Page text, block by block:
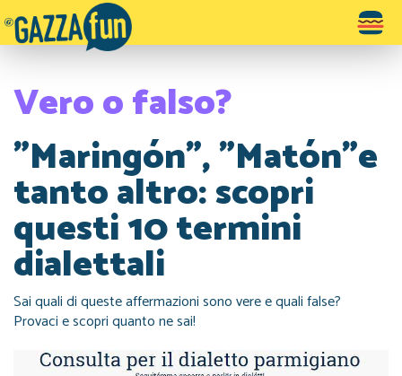
Toggle
Vero o falso?
"Maringón", "Matón"e
tanto altro: scopri
questi 10 termini
dialettali
Sai quali di queste affermazioni sono vere e quali false?
Provaci e scopri quanto ne sai!